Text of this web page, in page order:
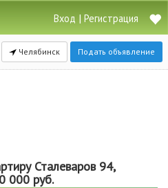
Вход | Регистрация
Челябинск Подать объявление
Сталеваров 94,
000 руб.